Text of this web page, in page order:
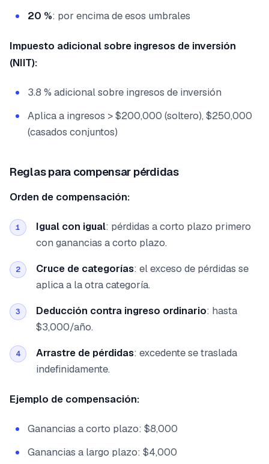
20 %: por encima de esos umbrales
Impuesto adicional sobre ingresos de inversión
(NIIT):
3.8 % adicional sobre ingresos de inversión
Aplica a ingresos > $200,000 (soltero), $250,000
(casados conjuntos)
Reglas para compensar pérdidas
Orden de compensación:
1 Igual con igual: pérdidas a corto plazo primero
con ganancias a corto plazo.
2 Cruce de categorías: el exceso de pérdidas se
aplica a la otra categoría.
3 Deducción contra ingreso ordinario: hasta
$3,000/año.
4 Arrastre de pérdidas: excedente se traslada
indefinidamente.
Ejemplo de compensación:
Ganancias a corto plazo: $8,000
Ganancias a largo plazo: $4,000